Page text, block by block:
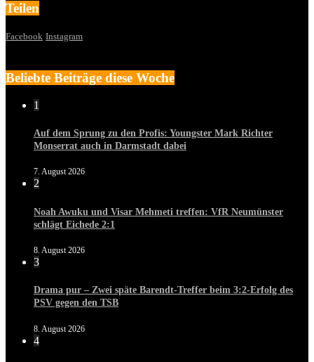
Teilen
Facebook Instagram
Beliebte Beiträge diese Woche
1
Auf dem Sprung zu den Profis: Youngster Mark Richter
Monserrat auch in Darmstadt dabei
7. August 2026
2
Noah Awuku und Visar Mehmeti treffen: VfR Neumünster
schlägt Eichede 2:1
8. August 2026
3
Drama pur – Zwei späte Barendt-Treffer beim 3:2-Erfolg des
PSV gegen den TSB
8. August 2026
4